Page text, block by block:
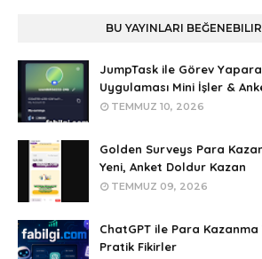
BU YAYINLARI
JumpTask ile Görev
Uygulaması Mini İşler &
TEMMUZ 10, 2026
Golden Surveys Para
Yeni, Anket Doldur Kazan
TEMMUZ 09, 2026
ChatGPT ile Para Kazanma
Pratik Fikirler